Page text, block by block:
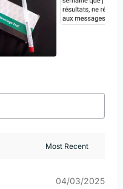
04/03/2025